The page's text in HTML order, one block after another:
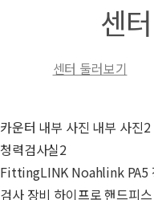
센
센터 둘러보기
카운터 내부 사진 내부 사진2
청력검사실2
FittingLINK Noahlink PA5
검사 장비 하이프로핸드피스